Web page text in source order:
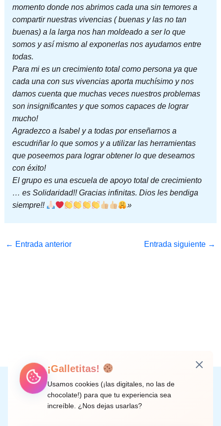
momento donde nos abrimos cada una sin temores a
compartir nuestras vivencias ( buenas y las no tan
buenas) a la larga nos han moldeado a ser lo que
somos y así mismo al exponerlas nos ayudamos entre
todas.
Para mi es un crecimiento total como persona ya que
cada una con sus vivencias aporta muchísimo y nos
damos cuenta que muchas veces nuestros problemas
son insignificantes y que somos capaces de lograr
mucho!
Agradezco a Isabel y a todas por enseñarnos a
escudriñar lo que somos y a utilizar las herramientas
que poseemos para lograr obtener lo que deseamos
con éxito!
El grupo es una escuela de apoyo total de crecimiento
… es Solidaridad!! Gracias infinitas. Dios les bendiga
siempre!!
»
← Entrada anterior Entrada siguiente →
Instagram
Facebook
X LinkedIn
Correo electrónico
¡Galletitas!
Usamos cookies (¡las digitales, no las de
chocolate!) para que tu experiencia sea
increíble. ¿Nos dejas usarlas?